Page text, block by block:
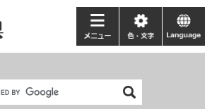
メ
ニ
ー
色・
文
language